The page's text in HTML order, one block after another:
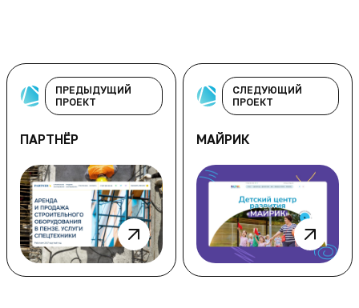
ПРЕДЫДУЩИЙ
ПРОЕКТ
ПАРТНЁР
СЛЕДУЮЩИЙ
ПРОЕКТ
МАЙРИК